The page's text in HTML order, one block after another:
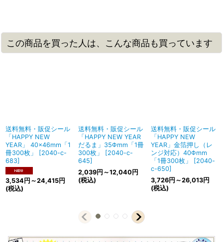
この商品を買った人は、こんな商品も買っています
送料無料・販促シール
「HAPPY NEW
YEAR」 40×46mm「1
冊300枚」
[2040-c-
683]
3,534 円 ～24,415円
(税込)
送料無料・販促シール
「HAPPY NEW YEAR
だるま」35Φmm「1冊
300枚」
[2040-c-
645]
2,039円 ～12,040円
(税込)
送料無料・販促シール
「HAPPY NEW
YEAR」金箔押し（レ
ンジ対応）40Φmm
「1冊300枚」
[2040-
c-650]
3,726円 ～26,013円
(税込)